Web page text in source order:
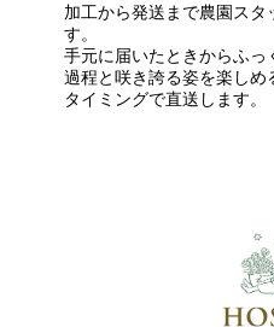
加工から発送まで農園スタ
す。
手元に届いたときからふっ
過程と咲き誇る姿を楽しめ
タイミングで直送します。